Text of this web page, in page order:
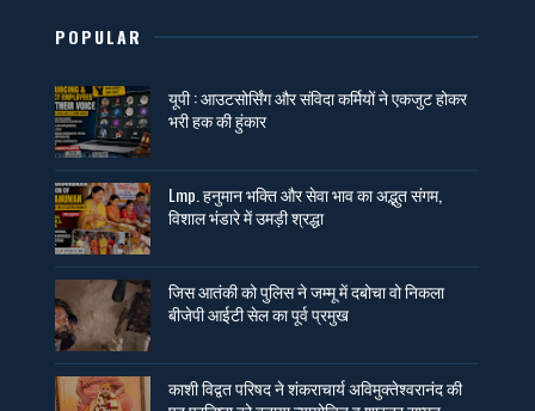
POPULAR
यूपी : आउटसोर्सिंग और संविदा कर्मियों ने एकजुट होकर
भरी हक की हुंकार
Lmp. हनुमान भक्ति और सेवा भाव का अद्भुत संगम,
विशाल भंडारे में उमड़ी श्रद्धा
जिस आतंकी को पुलिस ने जम्मू में दबोचा वो निकला
बीजेपी आईटी सेल का पूर्व प्रमुख
काशी विद्वत परिषद ने शंकराचार्य अविमुक्तेश्वरानंद की